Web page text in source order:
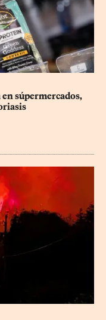
súpermercados,